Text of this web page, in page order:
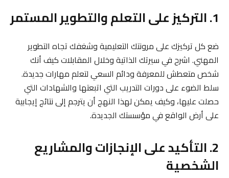
1. التركيز على التعلم والتطوير المستمر
ضع كل تركيزك على مرونتك التعليمية وشغفك تجاه التطوير
المهني. اشرح في سيرتك الذاتية وخلال المقابلات كيف أنك
شخص متعطش للمعرفة ودائم السعي لتعلم مهارات جديدة.
سلط الضوء على دورات التدريب التي اتبعتها والشهادات التي
حصلت عليها، وكيف يمكن لهذا النهج أن يترجم إلى نتائج إيجابية
على أرض الواقع في مؤسستك الجديدة.
2. التأكيد على الإنجازات والمشاريع
الشخصية